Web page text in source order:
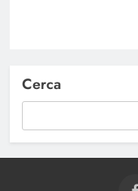
Cerca